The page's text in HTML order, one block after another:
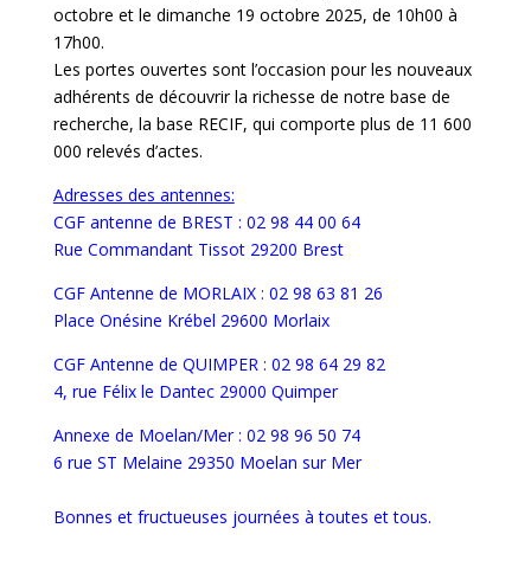
octobre et le dimanche 19 octobre 2025, de 10h00 à
17h00.
Les portes ouvertes sont l’occasion pour les nouveaux
adhérents de découvrir la richesse de notre base de
recherche, la base RECIF, qui comporte plus de 11 600
000 relevés d’actes.
Adresses des antennes:
CGF antenne de BREST : 02 98 44 00 64
Rue Commandant Tissot 29200 Brest
CGF Antenne de MORLAIX : 02 98 63 81 26
Place Onésine Krébel 29600 Morlaix
CGF Antenne de QUIMPER : 02 98 64 29 82
4, rue Félix le Dantec 29000 Quimper
Annexe de Moelan/Mer : 02 98 96 50 74
6 rue ST Melaine 29350 Moelan sur Mer
Bonnes et fructueuses journées à toutes et tous.